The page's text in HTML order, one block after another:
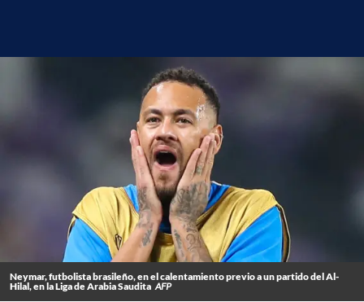
Neymar, futbolista brasileño, en el calentamiento previo a un partido del Al-
Hilal, en la Liga de Arabia Saudita AFP